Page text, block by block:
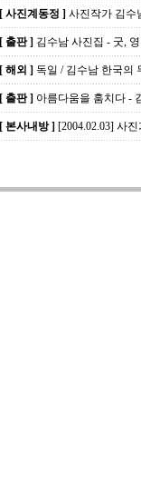
[ 사진계동정 ] 사진작가 김수
[ 출판 ] 김수남 사진집 - 굿,
[ 해외 ] 독일 / 김수남 한국의
[ 출판 ] 아름다움을 훔치다 -
[ 본사내방 ] [2004.02.03] 사